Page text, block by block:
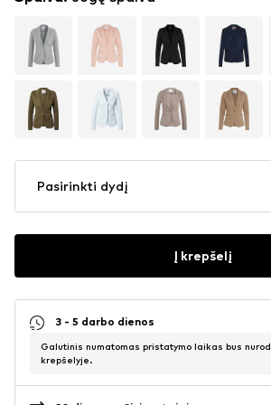
Pasirinkti dydį
Į krepšelį
3 - 5 darbo dienos
Galutinis numatomas pristatymo laikas bus
krepšelyje.